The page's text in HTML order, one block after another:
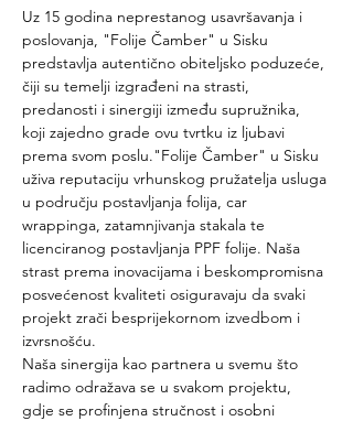
Uz 15 godina neprestanog usavršavanja i
poslovanja, "Folije Čamber" u Sisku
predstavlja autentično obiteljsko poduzeće,
čiji su temelji izgrađeni na strasti,
predanosti i sinergiji između supružnika,
koji zajedno grade ovu tvrtku iz ljubavi
prema svom poslu."Folije Čamber" u Sisku
uživa reputaciju vrhunskog pružatelja usluga
u području postavljanja folija, car
wrappinga, zatamnjivanja stakala te
licenciranog postavljanja PPF folije. Naša
strast prema inovacijama i beskompromisna
posvećenost kvaliteti osiguravaju da svaki
projekt zrači besprijekornom izvedbom i
izvrsnošću.
Naša sinergija kao partnera u svemu što
radimo odražava se u svakom projektu,
gdje se profinjena stručnost i osobni